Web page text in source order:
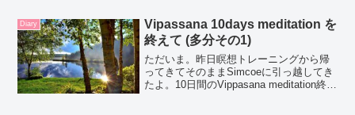
Diary
Vipassana 10days meditation を
終えて (多分その1)
ただいま。昨日瞑想トレーニングから帰
ってきてそのままSimcoeに引っ越してき
たよ。10日間のVippasana meditation終わ